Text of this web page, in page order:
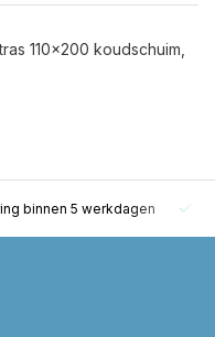
110x200 koudschuim,
binnen 5 werkdagen